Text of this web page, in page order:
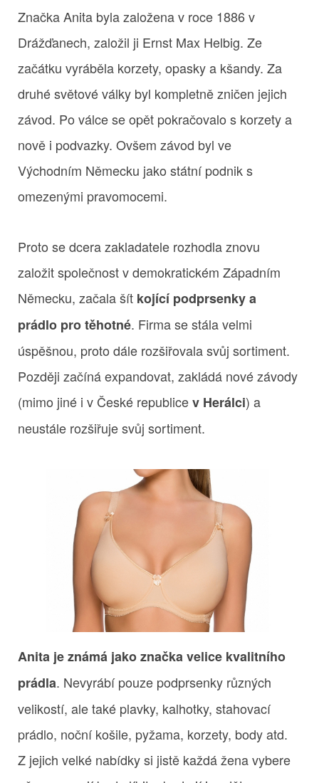
Značka Anita byla založena v roce 1886 v
Drážďanech, založil ji Ernst Max Helbig. Ze
začátku vyráběla korzety, opasky a kšandy. Za
druhé světové války byl kompletně zničen jejich
závod. Po válce se opět pokračovalo s korzety a
nově i podvazky. Ovšem závod byl ve
Východním Německu jako státní podnik s
omezenými pravomocemi.
Proto se dcera zakladatele rozhodla znovu
založit společnost v demokratickém Západním
Německu, začala šít kojící podprsenky a
prádlo pro těhotné. Firma se stála velmi
úspěšnou, proto dále rozšiřovala svůj sortiment.
Později začíná expandovat, zakládá nové závody
(mimo jiné i v České republicev Herálci) a
neustále rozšiřuje svůj sortiment.
Anita je známá jako značka velice kvalitního
prádla. Nevyrábí pouze podprsenky různých
velikostí, ale také plavky, kalhotky, stahovací
prádlo, noční košile, pyžama, korzety, body atd.
Z jejich velké nabídky si jistě každá žena vybere